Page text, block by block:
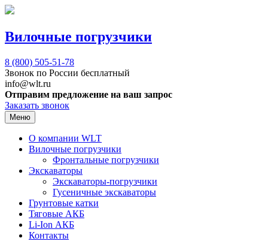
Вилочные погрузчики
8 (800) 505-51-78
Звонок по России бесплатный
info@wlt.ru
Отправим предложение на ваш запрос
Заказать звонок
Меню
О компании WLT
Вилочные погрузчики
Фронтальные погрузчики
Экскаваторы
Экскаваторы-погрузчики
Гусеничные экскаваторы
Грунтовые катки
Тяговые АКБ
Li-Ion АКБ
Контакты